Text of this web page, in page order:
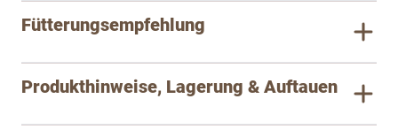
Fütterungsempfehlung
Produkthinweise, Lagerung & Auftauen